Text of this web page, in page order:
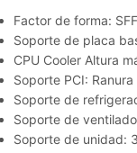
Factor de forma:
Soporte de placa
CPU Cooler Altura
Soporte PCI:
Soporte de
Soporte de
Soporte de unidad: